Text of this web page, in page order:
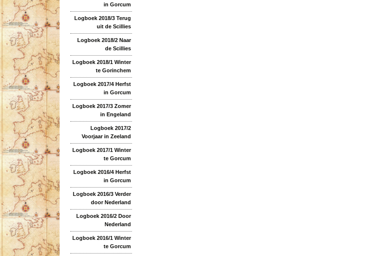
in Gorcum
Logboek 2018/3 Terug
uit de Scillies
Logboek 2018/2 Naar
de Scillies
Logboek 2018/1 Winter
te Gorinchem
Logboek 2017/4 Herfst
in Gorcum
Logboek 2017/3 Zomer
in Engeland
Logboek 2017/2
Voorjaar in Zeeland
Logboek 2017/1 Winter
te Gorcum
Logboek 2016/4 Herfst
in Gorcum
Logboek 2016/3 Verder
door Nederland
Logboek 2016/2 Door
Nederland
Logboek 2016/1 Winter
te Gorcum